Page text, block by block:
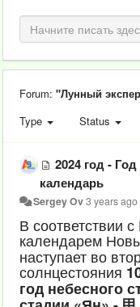
Forum: "Лунный
Type
Status
2024 год -
календарь
Sergey Ov3 years ago
В соответствии
календарем
наступает во
солнцестояния
год небесного